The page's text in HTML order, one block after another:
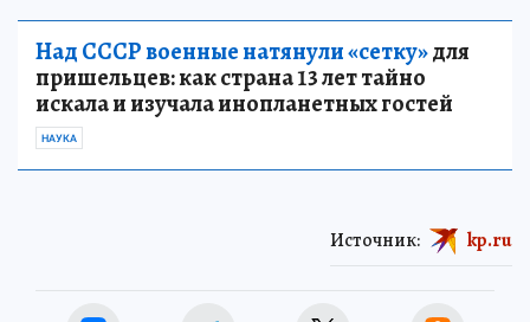
Над СССР военные натянули «сетку»для
пришельцев: как страна 13 лет тайно
искала и изучала инопланетных гостей
НАУКА
Источник: kp.ru